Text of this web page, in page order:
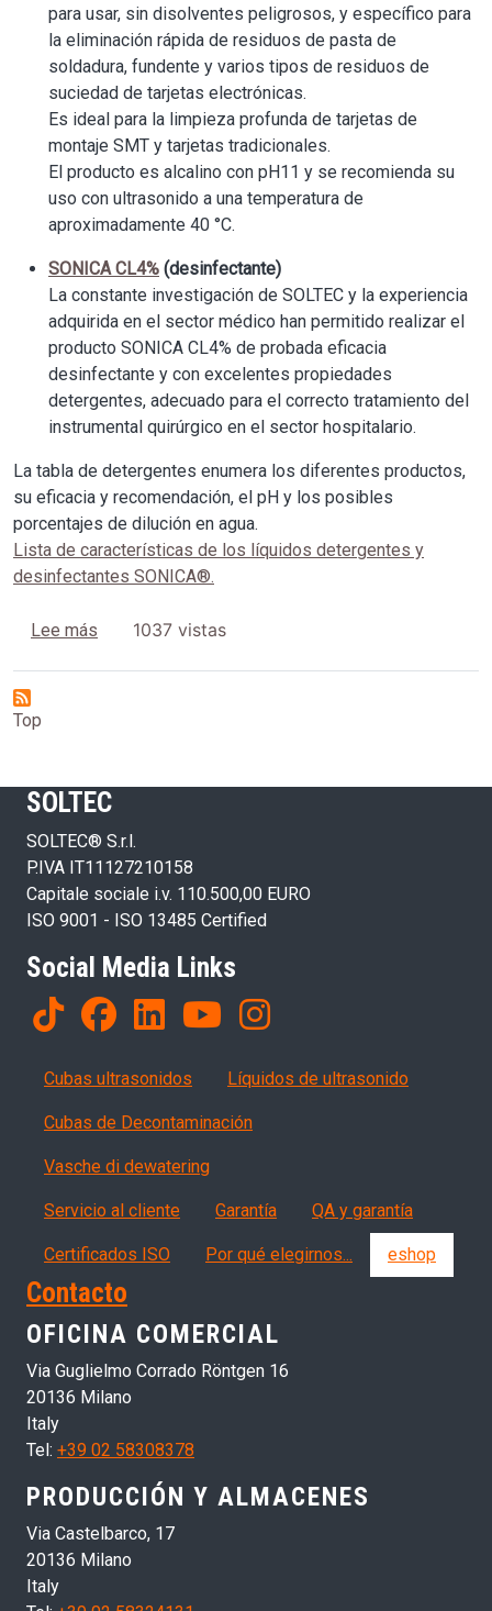
para usar, sin disolventes peligrosos, y específico para
la eliminación rápida de residuos de pasta de
soldadura, fundente y varios tipos de residuos de
suciedad de tarjetas electrónicas.
Es ideal para la limpieza profunda de tarjetas de
montaje SMT y tarjetas tradicionales.
El producto es alcalino con pH11 y se recomienda su
uso con ultrasonido a una temperatura de
aproximadamente 40 °C.
SONICA CL4% (desinfectante)
La constante investigación de SOLTEC y la experiencia
adquirida en el sector médico han permitido realizar el
producto SONICA CL4% de probada eficacia
desinfectante y con excelentes propiedades
detergentes, adecuado para el correcto tratamiento del
instrumental quirúrgico en el sector hospitalario.
La tabla de detergentes enumera los diferentes productos,
su eficacia y recomendación, el pH y los posibles
porcentajes de dilución en agua.
Lista de características de los líquidos detergentes y
desinfectantes SONICA®.
Lee más sobre Detergentes y desinfectantes SONICA®
1037 vistas
Top
SOLTEC
SOLTEC® S.r.l.
P.IVA IT11127210158
Capitale sociale i.v. 110.500,00 EURO
ISO 9001 - ISO 13485 Certified
Social Media Links
Products
Cubas ultrasonidos Líquidos de ultrasonido
Cubas de Decontaminación
Vasche di dewatering
Servizi, garanzia, QA
Servicio al cliente Garantía QA y garantía
Certificados ISO Por qué elegirnos... eshop
Contacto
OFICINA COMERCIAL
Via Guglielmo Corrado Röntgen 16
20136 Milano
Italy
Tel: +39 02 58308378
PRODUCCIÓN Y ALMACENES
Via Castelbarco, 17
20136 Milano
Italy